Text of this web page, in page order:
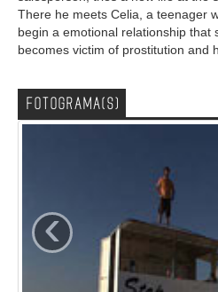
There he meets Celia, a teenager
begin a emotional relationship that
becomes victim of prostitution and
FOTOGRAMA(S)
‹